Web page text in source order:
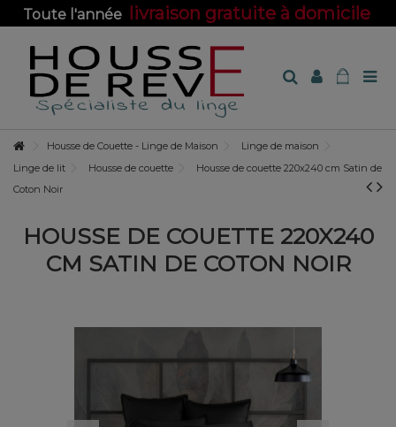
Toute l'année livraison gratuite à domicile
Housse de Couette - Linge de Maison
Linge de maison
Linge de lit
Housse de couette
Housse de couette 220x240 cm Satin de
Coton Noir
HOUSSE DE COUETTE 220X240
CM SATIN DE COTON NOIR